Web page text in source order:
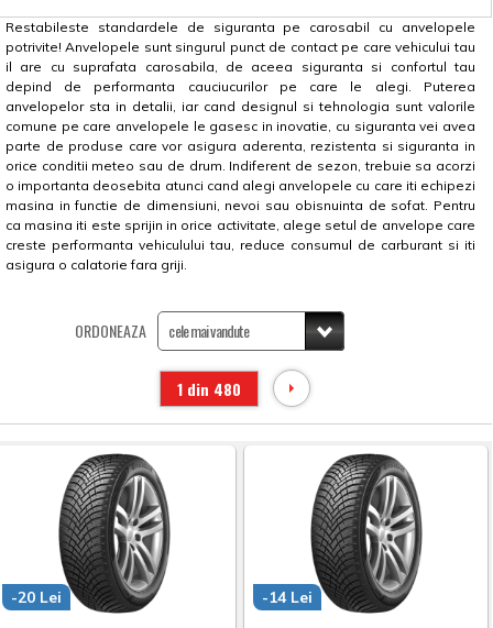
Restabileste standardele de siguranta pe carosabil cu anvelopele
potrivite! Anvelopele sunt singurul punct de contact pe care vehicului tau
il are cu suprafata carosabila, de aceea siguranta si confortul tau
depind de performanta cauciucurilor pe care le alegi. Puterea
anvelopelor sta in detalii, iar cand designul si tehnologia sunt valorile
comune pe care anvelopele le gasesc in inovatie, cu siguranta vei avea
parte de produse care vor asigura aderenta, rezistenta si siguranta in
orice conditii meteo sau de drum. Indiferent de sezon, trebuie sa acorzi
o importanta deosebita atunci cand alegi anvelopele cu care iti echipezi
masina in functie de dimensiuni, nevoi sau obisnuinta de sofat. Pentru
ca masina iti este sprijin in orice activitate, alege setul de anvelope care
creste performanta vehiculului tau, reduce consumul de carburant si iti
asigura o calatorie fara griji.
ORDONEAZA
1 din 480
-20 Lei -14 Lei